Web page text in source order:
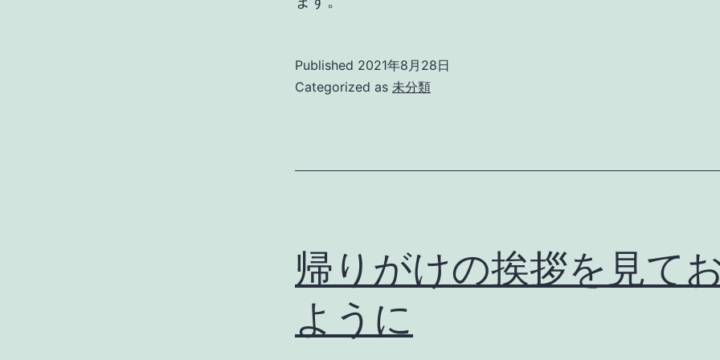
Published 2021年8月28日
Categorized as 未分類
帰りがけの挨拶を見て
ように